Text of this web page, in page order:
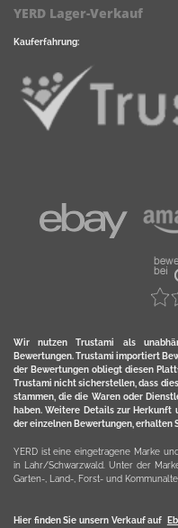
YERD Lager-Verkauf
Kauferfahrung:
Wir nutzen Trustami als
Bewertungen. Trustami importiert
der Bewertungen obliegt diesen
Trustami nicht sicherstellen, dass
stammen, die die Waren oder
haben. Weitere Details zur Herkunft
der einzelnen Bewertungen, erhalten
YERD ist eine eingetragene Marke
in Lahr/Schwarzwald. Unter der
Garten-, Land-, Forst- und
Hier finden Sie unsern Verkauf auf